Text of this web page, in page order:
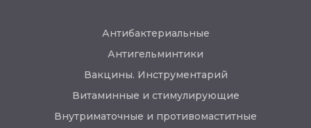
Антибактериальные
Антигельминтики
Вакцины. Инструментарий
Витаминные и стимулирующие
Внутриматочные и противомаститные